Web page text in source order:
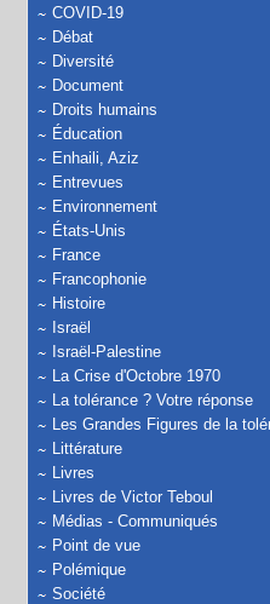
COVID-19
Débat
Diversité
Document
Droits humains
Éducation
Enhaili, Aziz
Entrevues
Environnement
États-Unis
France
Francophonie
Histoire
Israël
Israël-Palestine
La Crise d'Octobre 1970
La tolérance ? Votre réponse
Les Grandes Figures de la
Littérature
Livres
Livres de Victor Teboul
Médias - Communiqués
Point de vue
Polémique
Société